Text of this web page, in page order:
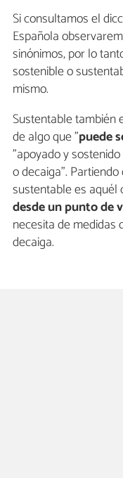
Si consultamos el
Española
sinónimos, por lo
sostenible o
mismo.
Sustentable también
de algo que "puede
"apoyado y
o decaiga".
sustentable es aquél
desde un punto de
necesita de medidas
decaiga.